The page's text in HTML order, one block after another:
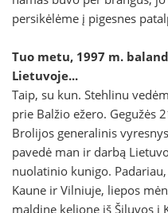
persikėlėme į pigesnes
Tuo metu, 1997 m.
Lietuvoje...
Taip, su kun. Stehlinu
prie Balžio ežero. Gegužės
Brolijos generalinis
pavedė man ir darbą
nuolatinio kunigo.
Kaune ir Vilniuje, liepos
maldinę kelionę iš Šiluvos į